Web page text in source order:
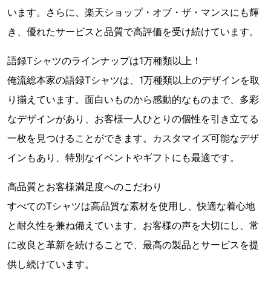
います。さらに、楽天ショップ・オブ・ザ・マンスにも輝
き、優れたサービスと品質で高評価を受け続けています。
語録Tシャツのラインナップは1万種類以上！
俺流総本家の語録Tシャツは、1万種類以上のデザインを取
り揃えています。面白いものから感動的なものまで、多彩
なデザインがあり、お客様一人ひとりの個性を引き立てる
一枚を見つけることができます。カスタマイズ可能なデザ
インもあり、特別なイベントやギフトにも最適です。
高品質とお客様満足度へのこだわり
すべてのTシャツは高品質な素材を使用し、快適な着心地
と耐久性を兼ね備えています。お客様の声を大切にし、常
に改良と革新を続けることで、最高の製品とサービスを提
供し続けています。